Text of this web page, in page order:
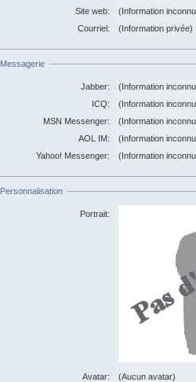
Site web:
(Information
Courriel:
(Information privée)
Messagerie
Jabber:
(Information
ICQ:
(Information
MSN Messenger:
(Information
AOL IM:
(Information
Yahoo! Messenger:
(Information
Personnalisation
Portrait:
Avatar:
(Aucun avatar)